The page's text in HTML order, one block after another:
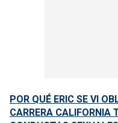
POR QUÉ ERIC SE VI
CARRERA CALIFORNIA